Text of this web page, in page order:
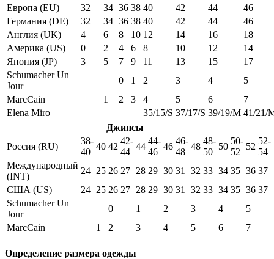
Европа (EU)
32 34 36 38 40 42 44
46
Германия (DE)
32 34 36 38 40 42 44
46
Англия (UK)
4 6 8 10 12 14 16
18
Америка (US)
0 2 4 6 8 10 12
14
Япония (JP)
3 5 7 9 11 13 15
17
Schumacher Un
Jour
0 1 2 3 4
5
MarcCain
1 2 3 4 5 6
7
Elena Miro
35/15/S 37/17/S 39/19/M 41/21/
Джинсы
Россия (RU)
38-
40
40 42
42-
44
44
44-
46
46
46-
48
48
48-
50
50
50-
52
52
52-
54
Международный
(INT)
24 25 26 27 28 29 30 31 32 33 34 35 36 37
США (US)
24 25 26 27 28 29 30 31 32 33 34 35 36 37
Schumacher Un
Jour
0 1 2 3 4
5
MarcCain
1 2 3 4 5 6 7
Определение размера одежды